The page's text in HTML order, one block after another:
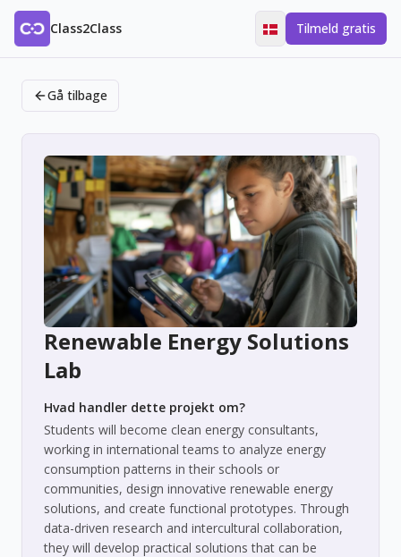
Class2Class Tilmeld gratis
Gå tilbage
Renewable Energy Solutions
Lab
Hvad handler dette projekt om?
Students will become clean energy consultants,
working in international teams to analyze energy
consumption patterns in their schools or
communities, design innovative renewable energy
solutions, and create functional prototypes. Through
data-driven research and intercultural collaboration,
they will develop practical solutions that can be